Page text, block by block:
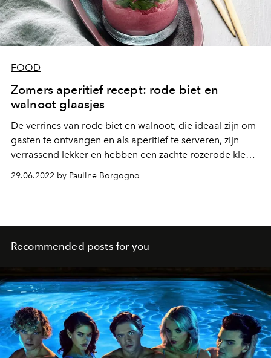
FOOD
Zomers aperitief recept: rode biet en
walnoot glaasjes
De verrines van rode biet en walnoot, die ideaal zijn om
gasten te ontvangen en als aperitief te serveren, zijn
verrassend lekker en hebben een zachte rozerode kleur.
29.06.2022 by Pauline Borgogno
Recommended posts for you